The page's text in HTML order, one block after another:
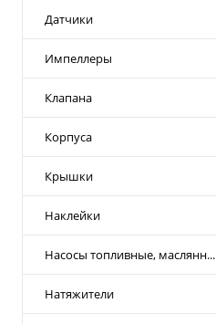
Датчики
Импеллеры
Клапана
Корпуса
Крышки
Наклейки
Насосы топливные, маслянн...
Натяжители